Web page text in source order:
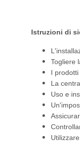
Istruzioni di
Togliere
I
La
Uso e